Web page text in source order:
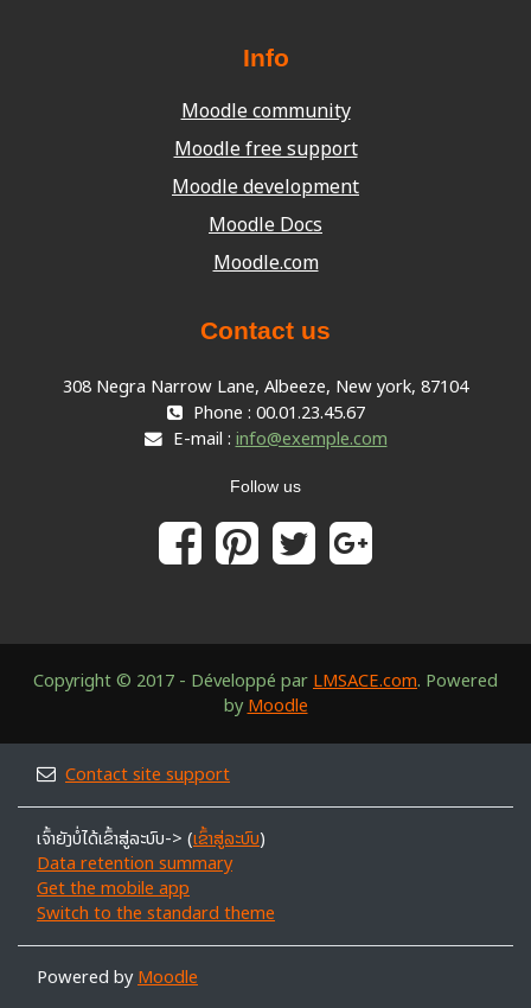
Info
Moodle community
Moodle free support
Moodle development
Moodle Docs
Moodle.com
Contact us
308 Negra Narrow Lane, Albeeze, New york, 87104
Phone : 00.01.23.45.67
E-mail :info@exemple.com
Follow us
Copyright © 2017 - Développé parLMSACE.com. Powered
byMoodle
Contact site support
ເຈົ້າຍັງບໍ່ໄດ້ເຂົ້າສູ່ລະບົບ-> (ເຂົ້າສູ່ລະບົບ)
Data retention summary
Get the mobile app
Switch to the standard theme
Powered byMoodle